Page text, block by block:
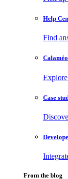
Help
Find
Case
From the blog